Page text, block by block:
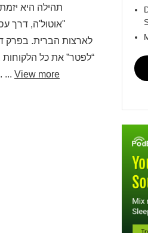
תהילה היא
"אוטול'ה, דרך
לארצות הברית. בפרק
“לפטר” את כל
על היכולת הכלכלית לעשות מה שאוהבים, ועל איך מקשיבים לעצמנו גם כשזה לא נראה “הגיוני” מהצד. ... View more